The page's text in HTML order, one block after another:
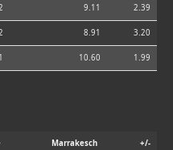
9.11 2.39
8.91 3.20
10.60 1.99
Marrakesch +/-